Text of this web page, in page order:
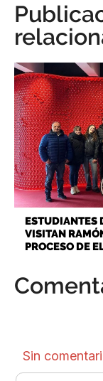
ESTUDIANTES
VISITAN
PROCESO DE